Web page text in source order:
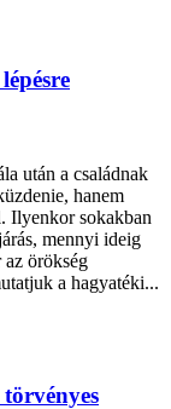
után a családnak
hanem
Ilyenkor sokakban
mennyi ideig
örökség
a hagyatéki...